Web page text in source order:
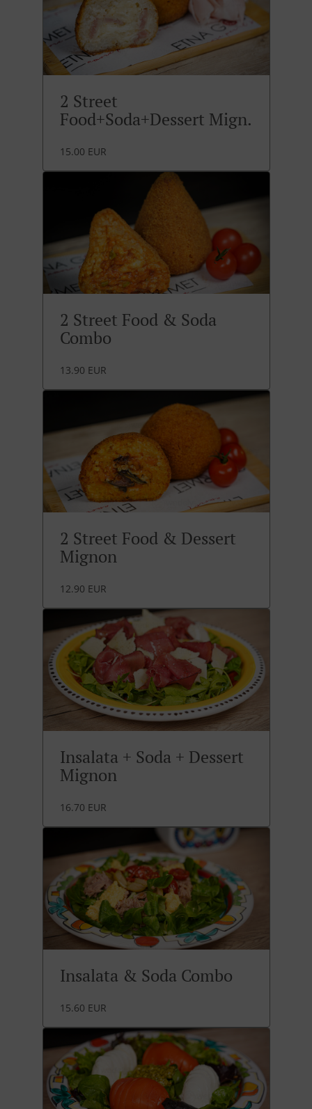
2 Street
Food+Soda+Dessert Mign.
15.00 EUR
2 Street Food & Soda
Combo
13.90 EUR
2 Street Food & Dessert
Mignon
12.90 EUR
Insalata + Soda + Dessert
Mignon
16.70 EUR
Insalata & Soda Combo
15.60 EUR